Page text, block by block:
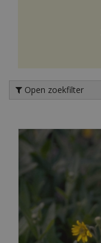
Open zoekfilter